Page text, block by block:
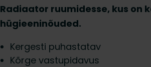
Radiaator ruumidesse, kus on
hügieeninõuded.
Kergesti puhastatav
Kõrge vastupidavus